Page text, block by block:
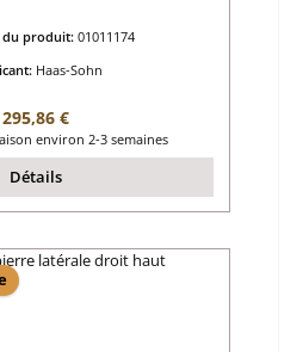
du produit: 01011174
Haas-Sohn
Prix régulier :
295,86 €
environ 2-3 semaines
Détails